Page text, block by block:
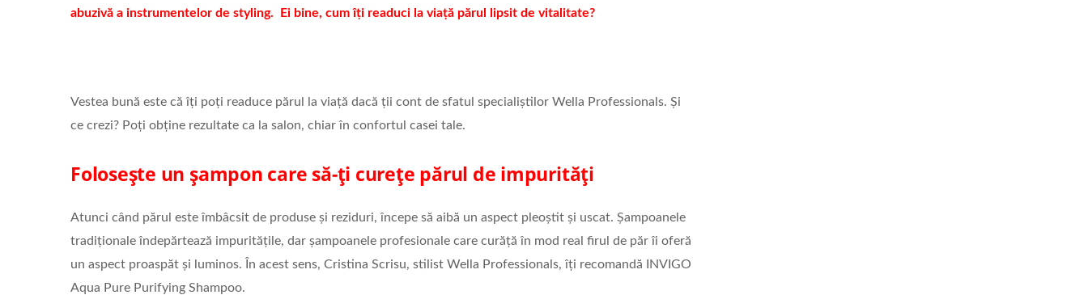
abuzivă a instrumentelor de styling. Ei bine, cum îți readuci la viață părul lipsit de vitalitate?
Vestea bună este că îți poți readuce părul la viață dacă ții cont de sfatul specialiștilor Wella Professionals. Și
ce crezi? Poți obține rezultate ca la salon, chiar în confortul casei tale.
Folosește un șampon care să-ți curețe părul de impurități
Atunci când părul este îmbâcsit de produse și reziduri, începe să aibă un aspect pleoștit și uscat. Șampoanele
tradiționale îndepărtează impuritățile, dar șampoanele profesionale care curăță în mod real firul de păr îi oferă
un aspect proaspăt și luminos. În acest sens, Cristina Scrisu, stilist Wella Professionals, îți recomandă INVIGO
Aqua Pure Purifying Shampoo.